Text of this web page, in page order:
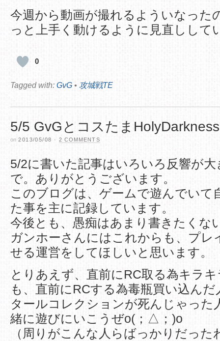
今週から動画が撮れるよういなった
っと上手く動けるように見直しして
0
Tagged with: GvG • 攻城戦TE
5/5 GvGとコスたまHolyDarkness
on 2013/05/08 · 2 COMMENTS
5/2に書いた記事はいろいろ反響が
で。ありがとうございます。
このブログは、ゲームで遊んでいて
た事を主に記録しています。
今後とも、愚痴はあまり書きたくな
ガンホーさんにはこれからも、プレ
せる運営をしてほしいと思います。
とりあえず、直前にRC取る為キラ
も、直前にRCする為毒瓶買い込ん
タールコレクションが死んじゃった
緒に遊びにいこうぜo(；△；)o
（周りがこんな人らばっかりだった